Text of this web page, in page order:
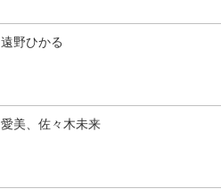
遠野ひかる
愛美、佐々木未来